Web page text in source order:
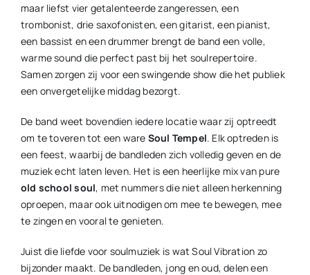
maar liefst vier getalenteerde zangeressen, een
trombonist, drie saxofonisten, een gitarist, een pianist,
een bassist en een drummer brengt de band een volle,
warme sound die perfect past bij het soulrepertoire.
Samen zorgen zij voor een swingende show die het publiek
een onvergetelijke middag bezorgt.
De band weet bovendien iedere locatie waar zij optreedt
om te toveren tot een ware Soul Tempel. Elk optreden is
een feest, waarbij de bandleden zich volledig geven en de
muziek echt laten leven. Het is een heerlijke mix van pure
old school soul, met nummers die niet alleen herkenning
oproepen, maar ook uitnodigen om mee te bewegen, mee
te zingen en vooral te genieten.
Juist die liefde voor soulmuziek is wat Soul Vibration zo
bijzonder maakt. De bandleden, jong en oud, delen een